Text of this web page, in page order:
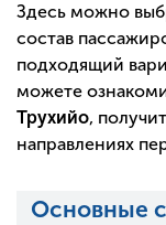
Здесь можно
состав
подходящий
можете
Трухийо,
направлениях
Основные